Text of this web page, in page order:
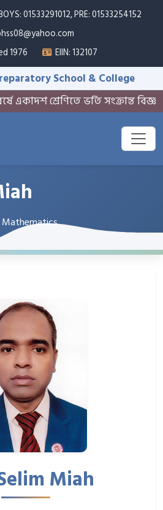
01533291012, PRE: 01533254152
1976
EIIN: 132107
School & College
শ্রেণিতে ভর্তি সংক্রান্ত বিজ্ঞপ্তি
Miah